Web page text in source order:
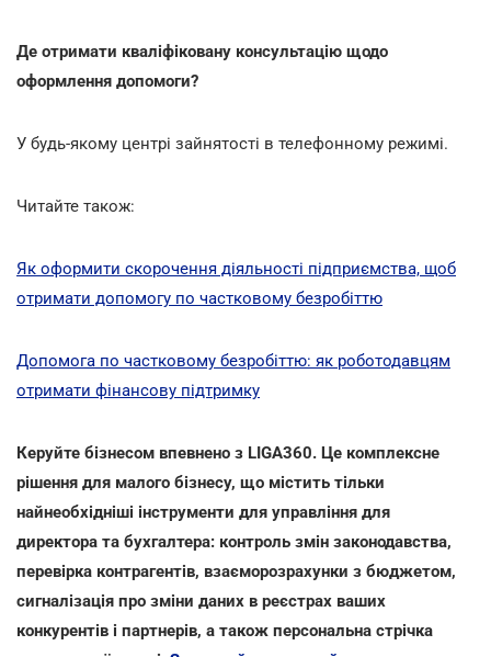
Де отримати кваліфіковану консультацію щодо
оформлення допомоги?
У будь-якому центрі зайнятості в телефонному режимі.
Читайте також:
Як оформити скорочення діяльності підприємства, щоб
отримати допомогу по частковому безробіттю
Допомога по частковому безробіттю: як роботодавцям
отримати фінансову підтримку
Керуйте бізнесом впевнено з LIGA360. Це комплексне
рішення для малого бізнесу, що містить тільки
найнеобхідніші інструменти для управління для
директора та бухгалтера: контроль змін законодавства,
перевірка контрагентів, взаєморозрахунки з бюджетом,
сигналізація про зміни даних в реєстрах ваших
конкурентів і партнерів, а також персональна стрічка